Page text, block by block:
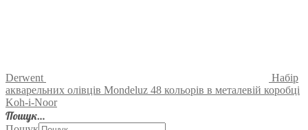
Derwent
Набір
акварельних олівців Mondeluz 48 кольорів в металевій коробці
Koh-i-Noor
Пошук…